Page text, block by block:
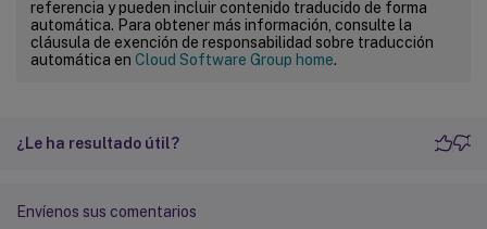
referencia y pueden incluir contenido traducido de forma
automática. Para obtener más información, consulte la
cláusula de exención de responsabilidad sobre traducción
automática en Cloud Software Group home.
¿Le ha resultado útil?
Envíenos sus comentarios